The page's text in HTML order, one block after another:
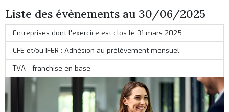
Liste des évènements au 30/06/2025
Entreprises dont l'exercice est clos le 31 mars 2025
CFE et/ou IFER : Adhésion au prélèvement mensuel
TVA - franchise en base